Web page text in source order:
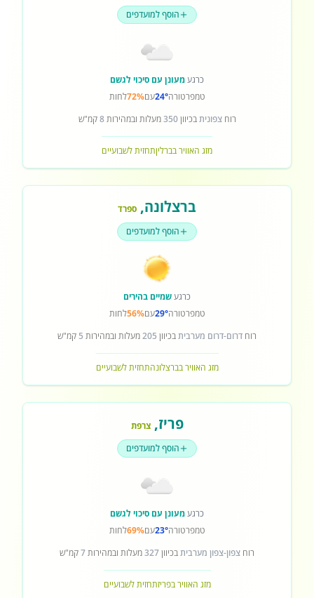
הוסף למועדפים
כרגעמעונן עם סיכוי לגשם
טמפרטורה24°עם72%לחות
רוחצפוניתבכיוון350מעלות ובמהירות8קמ"ש
מזג האוויר בברליןתחזית לשבועיים
ברצלונה, ספרד
הוסף למועדפים
כרגעשמיים בהירים
טמפרטורה29°עם56%לחות
רוח דרום-דרום מערביתבכיוון 205מעלות ובמהירות 5 קמ"ש
מזג האוויר בברצלונהתחזית לשבועיים
פריז,צרפת
הוסף למועדפים
כרגעמעונן עם סיכוי לגשם
טמפרטורה23°עם69%לחות
רוח צפון-צפון מערביתבכיוון327מעלות ובמהירות7קמ"ש
מזג האוויר בפריזתחזית לשבועיים